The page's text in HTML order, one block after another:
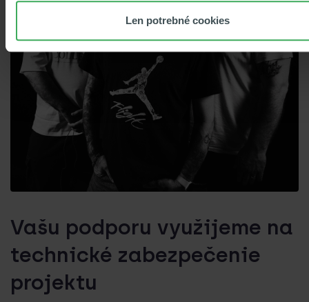
Len potrebné cookies
Vašu podporu využijeme na
technické zabezpečenie
projektu